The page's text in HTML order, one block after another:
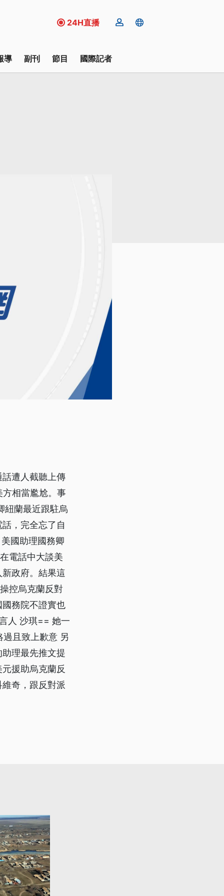
24H直播
導 副刊 節目 國際記者
遭人截聽上傳
相當尷尬。事
紐蘭最近跟駐烏
，完全忘了自
國助理國務卿
電話中大談美
政府。結果這
控烏克蘭反對
務院不證實也
人 沙琪== 她一
且致上歉意 另
理最先推文提
援助烏克蘭反
奇，跟反對派